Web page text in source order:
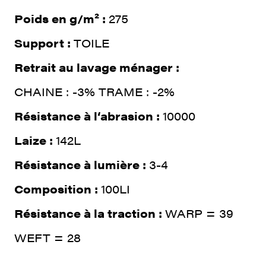
Poids en g/m² : 275
Support : TOILE
Retrait au lavage ménager :
CHAINE : -3% TRAME : -2%
Résistance à l‘abrasion : 10000
Laize : 142L
Résistance à lumière : 3-4
Composition : 100LI
Résistance à la traction : WARP = 39
WEFT = 28